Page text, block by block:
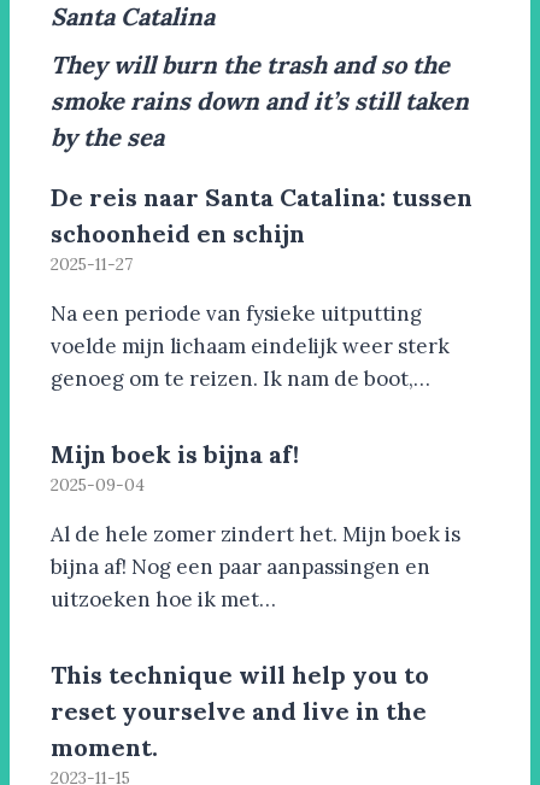
Santa Catalina
They will burn the trash and so the
smoke rains down and it’s still taken
by the sea
De reis naar Santa Catalina: tussen
schoonheid en schijn
2025-11-27
Na een periode van fysieke uitputting
voelde mijn lichaam eindelijk weer sterk
genoeg om te reizen. Ik nam de boot,…
Mijn boek is bijna af!
2025-09-04
Al de hele zomer zindert het. Mijn boek is
bijna af! Nog een paar aanpassingen en
uitzoeken hoe ik met…
This technique will help you to
reset yourselve and live in the
moment.
2023-11-15